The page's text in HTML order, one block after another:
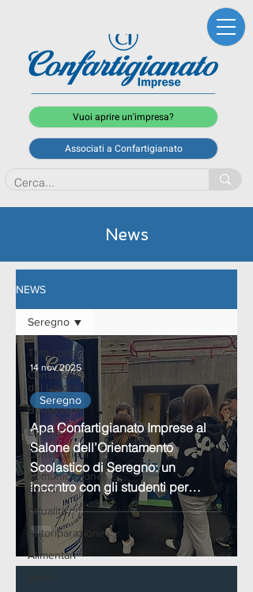
Vuoi aprire un'impresa?
Associati a Confartigianato
News
NEWS
Tutti i post
Consulenza
del Lavoro
Benessere
Edilizia
Convenzioni
Comunicazione
eventi
Attualità
Autoriparazione
Alimentari
Seregno
Apa Confartigianato Imprese al
Salone dell’Orientamento
Scolastico di Seregno: un
incontro con gli studenti per
parlare di futuro
Seregno
14 nov 2025